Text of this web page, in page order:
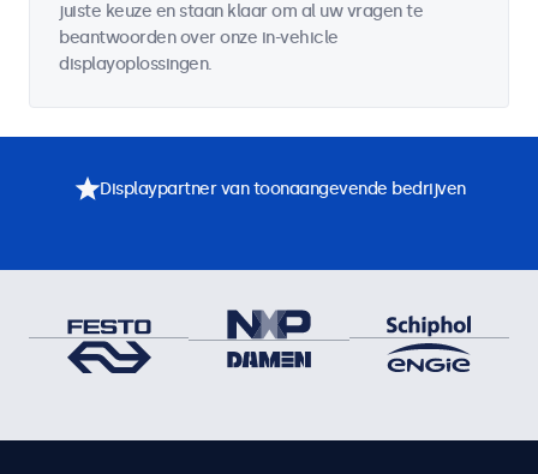
juiste keuze en staan klaar om al uw vragen te
beantwoorden over onze in-vehicle
displayoplossingen.
Displaypartner van toonaangevende bedrijven